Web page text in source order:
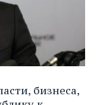
бизнеса,